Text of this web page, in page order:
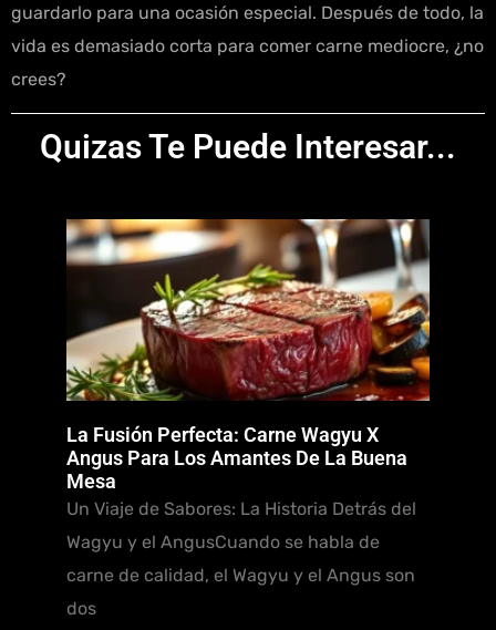
guardarlo para una ocasión especial. Después de todo, la
vida es demasiado corta para comer carne mediocre, ¿no
crees?
Quizas Te Puede Interesar...
La Fusión Perfecta: Carne Wagyu X
Angus Para Los Amantes De La Buena
Mesa
Un Viaje de Sabores: La Historia Detrás del
Wagyu y el AngusCuando se habla de
carne de calidad, el Wagyu y el Angus son
dos